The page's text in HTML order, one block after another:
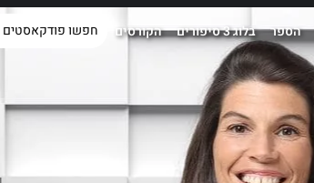
הספר בלוג 3 סיפורים הקורסים